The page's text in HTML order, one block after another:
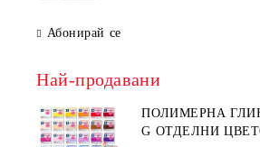
Абонирай се
Най-продавани
ПОЛИМЕРНА
G ОТДЕЛНИ